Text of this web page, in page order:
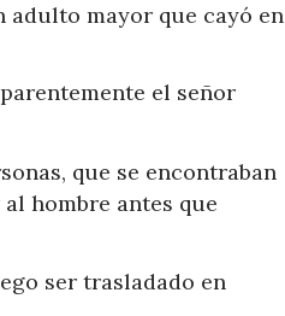
mayor que cayó en
el señor
que se encontraban
hombre antes que
ser trasladado en